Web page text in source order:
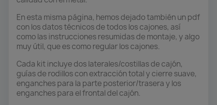
En esta misma página, hemos dejado también un pdf
con los datos técnicos de todos los cajones, así
como las instrucciones resumidas de montaje, y algo
muy útil, que es como regular los cajones.
Cada kit incluye dos laterales/costillas de cajón,
guías de rodillos con extracción total y cierre suave,
enganches para la parte posterior/trasera y los
enganches para el frontal del cajón.